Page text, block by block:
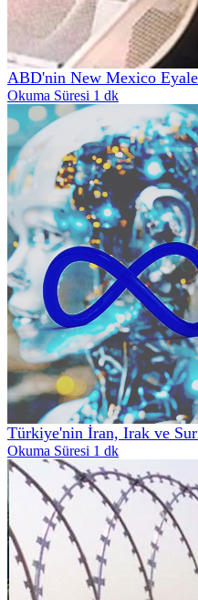
ABD'nin New Mexico
Okuma Süresi 1 dk
Türkiye'nin İran, Irak ve
Okuma Süresi 1 dk